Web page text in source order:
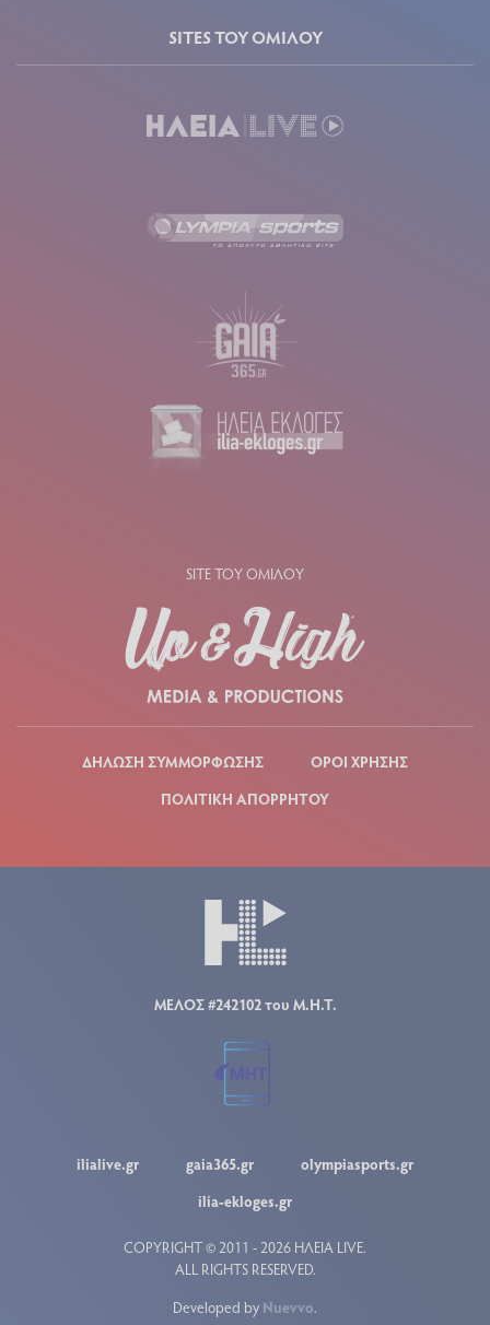
SITES ΤΟΥ ΟΜΙΛΟΥ
SITE ΤΟΥ ΟΜΙΛΟΥ
ΔΗΛΩΣΗ ΣΥΜΜΟΡΦΩΣΗΣ
ΟΡΟΙ ΧΡΗΣΗΣ
ΠΟΛΙΤΙΚΗ ΑΠΟΡΡΗΤΟΥ
ΜΕΛΟΣ #242102 του Μ.Η.Τ.
ilialive.gr gaia365.gr
olympiasports.gr
ilia-ekloges.gr
COPYRIGHT © 2011 - 2026 ΗΛΕΙΑ LIVE.
ALL RIGHTS RESERVED.
Developed by Nuevvo.